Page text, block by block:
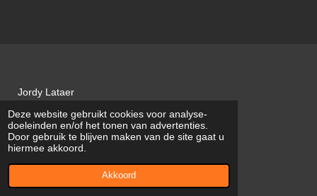
Deze website gebruikt cookies voor analyse-
doeleinden en/of het tonen van advertenties.
Door gebruik te blijven maken van de site gaat u
hiermee akkoord.
Akkoord
Jordy Lataer
JL VOEGWERKEN
BTW BE0747.751.422
JouwWeb